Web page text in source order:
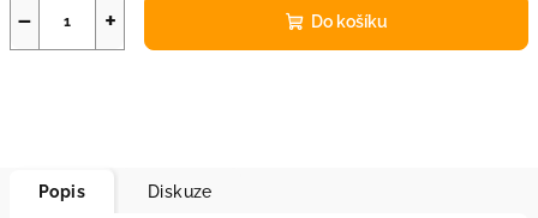
+
− Do košíku
Popis Diskuze